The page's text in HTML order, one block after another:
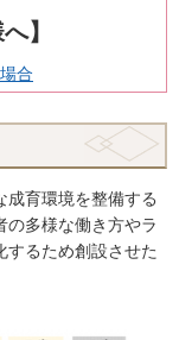
】
合
成育環境を整備する
の多様な働き方やラ
するため創設させた